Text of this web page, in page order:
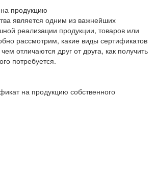
продукцию
является одним из важнейших
реализации продукции, товаров или
рассмотрим, какие виды сертификатов
отличаются друг от друга, как получить
потребуется.